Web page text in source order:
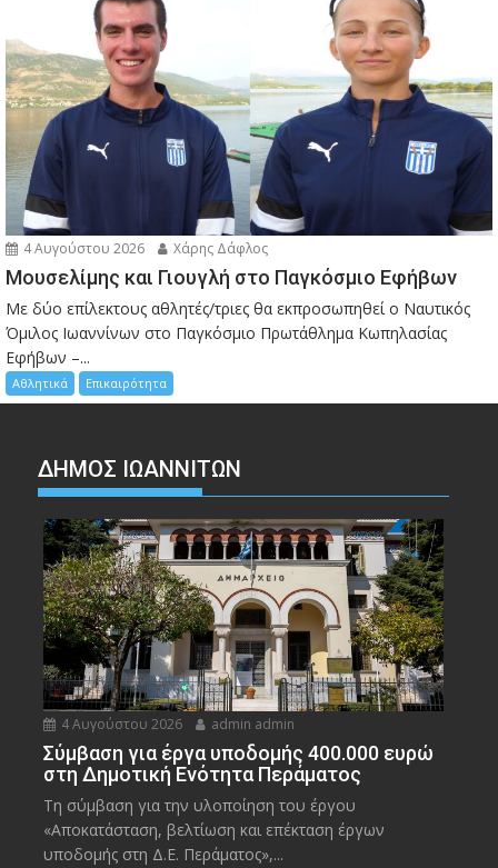
4 Αυγούστου 2026 Χάρης Δάφλος
Μουσελίμης και Γιουγλή στο Παγκόσμιο Εφήβων
Mε δύο επίλεκτους αθλητές/τριες θα εκπροσωπηθεί ο Ναυτικός
Όμιλος Ιωαννίνων στο Παγκόσμιο Πρωτάθλημα Κωπηλασίας
Εφήβων –...
Αθλητικά Επικαιρότητα
ΔΗΜΟΣ ΙΩΑΝΝΙΤΩΝ
4 Αυγούστου 2026 admin admin
Σύμβαση για έργα υποδομής 400.000 ευρώ
στη Δημοτική Ενότητα Περάματος
Τη σύμβαση για την υλοποίηση του έργου
«Αποκατάσταση, βελτίωση και επέκταση έργων
υποδομής στη Δ.Ε. Περάματος»,...